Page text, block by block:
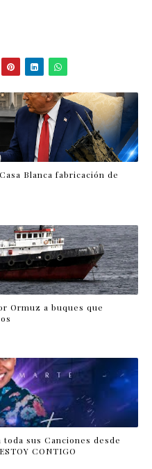
Blanca fabricación de
Ormuz a buques que
sus Canciones desde
CONTIGO